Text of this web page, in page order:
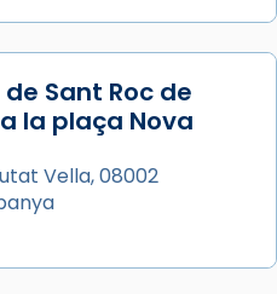
Juliana i
màrtirs.
de sant Cugat, a
sorgeix la tradició
Sant Roc de
la plaça Nova
Vella, 08002